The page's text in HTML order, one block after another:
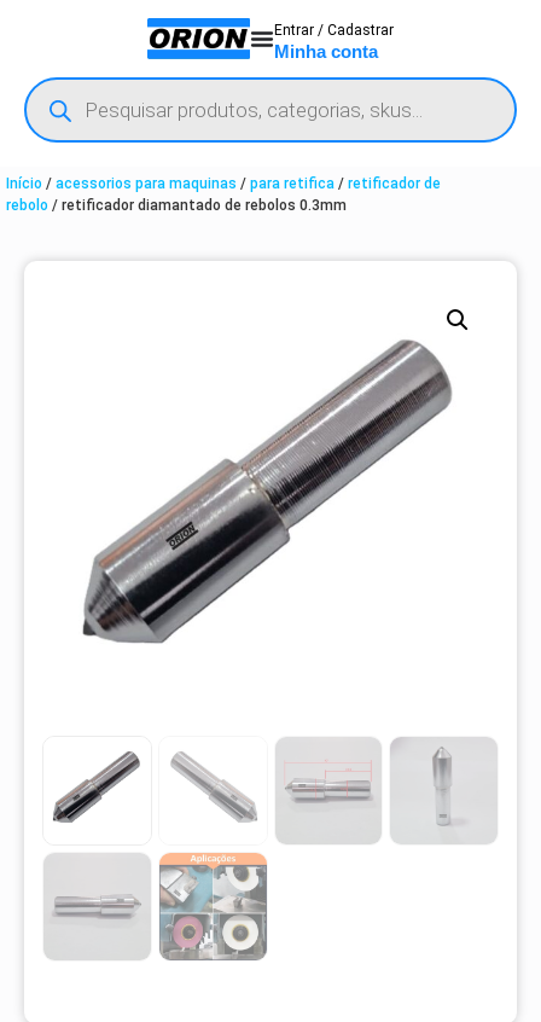
Entrar / Cadastrar
Minha conta
Início / acessorios para maquinas / para retifica / retificador de
rebolo / retificador diamantado de rebolos 0.3mm